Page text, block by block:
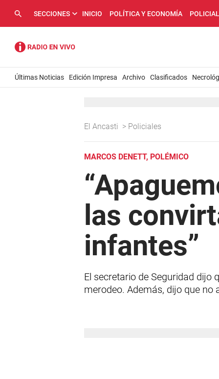
SECCIONES INICIO POLÍTICA Y ECONOMÍA
Últimas Noticias Edición Impresa Archivo Clasificados
El Ancasti > Policiales
MARCOS DENETT, POLÉMICO
las
infantes”
El secretario de Seguridad dijo
merodeo. Además, dijo que